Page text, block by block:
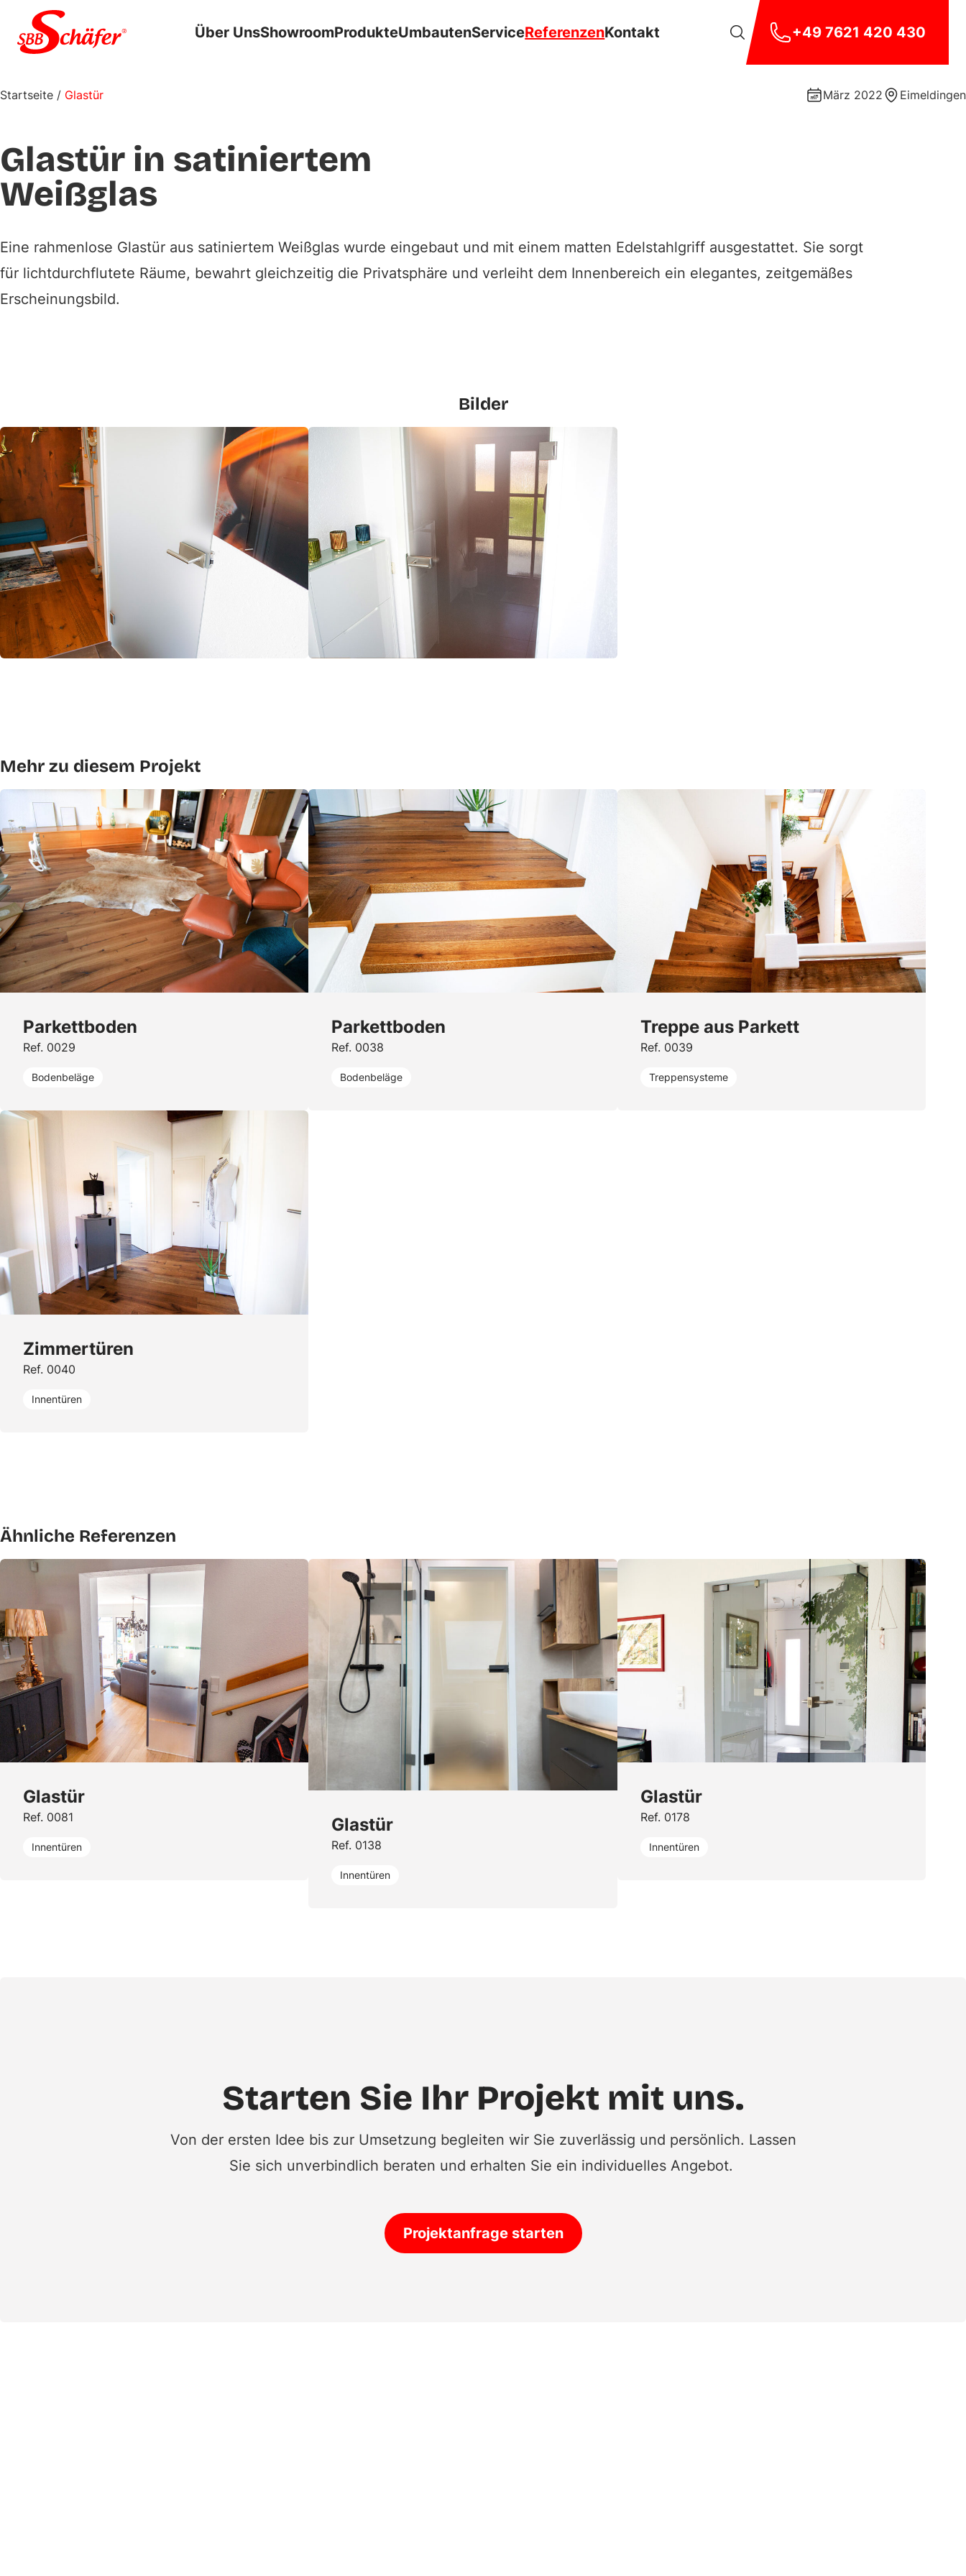
Zum Inhalt springen
Über UnsShowroomProdukteUmbautenServiceReferenzenKontakt +49 7621 420 430
Startseite / Glastür März 2022 Eimeldingen
Glastür in satiniertem
Weißglas
Eine rahmenlose Glastür aus satiniertem Weißglas wurde eingebaut und mit einem matten Edelstahlgriff ausgestattet. Sie sorgt
für lichtdurchflutete Räume, bewahrt gleichzeitig die Privatsphäre und verleiht dem Innenbereich ein elegantes, zeitgemäßes
Erscheinungsbild.
Bilder
Mehr zu diesem Projekt
Parkettboden
Ref. 0029
Bodenbeläge
Parkettboden
Ref. 0038
Bodenbeläge
Treppe aus Parkett
Ref. 0039
Treppensysteme
Zimmertüren
Ref. 0040
Innentüren
Ähnliche Referenzen
Glastür
Ref. 0081
Innentüren
Glastür
Ref. 0138
Innentüren
Glastür
Ref. 0178
Innentüren
Starten Sie Ihr Projekt mit uns.
Von der ersten Idee bis zur Umsetzung begleiten wir Sie zuverlässig und persönlich. Lassen
Sie sich unverbindlich beraten und erhalten Sie ein individuelles Angebot.
Projektanfrage starten